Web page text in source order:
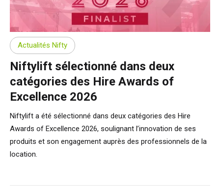
Actualités Nifty
Niftylift sélectionné dans deux
catégories des Hire Awards of
Excellence 2026
Niftylift a été sélectionné dans deux catégories des Hire
Awards of Excellence 2026, soulignant l’innovation de ses
produits et son engagement auprès des professionnels de la
location.